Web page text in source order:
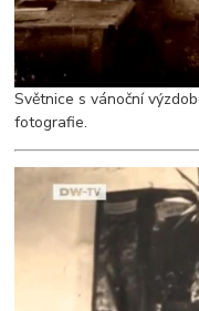
Světnice s vánoční
fotografie.